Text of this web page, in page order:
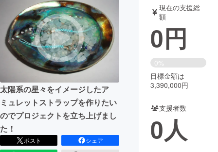
アート・写真 音楽
テクノロジー・ガジェット ゲーム・サ
映像・映画 書籍・雑誌
ビジネス・起業 チャレンジ
まちづくり・地域活性化
CAMPFIRE for Social Good
CAMPFIRE Creation
太陽系の星々をイメージしたア
ミュレットストラップを作りたい
のでプロジェクトを立ち上げまし
た！
ポスト
シェア
現在の支援総
額
0円
0%
目標金額は
3,390,000円
支援者数
0人